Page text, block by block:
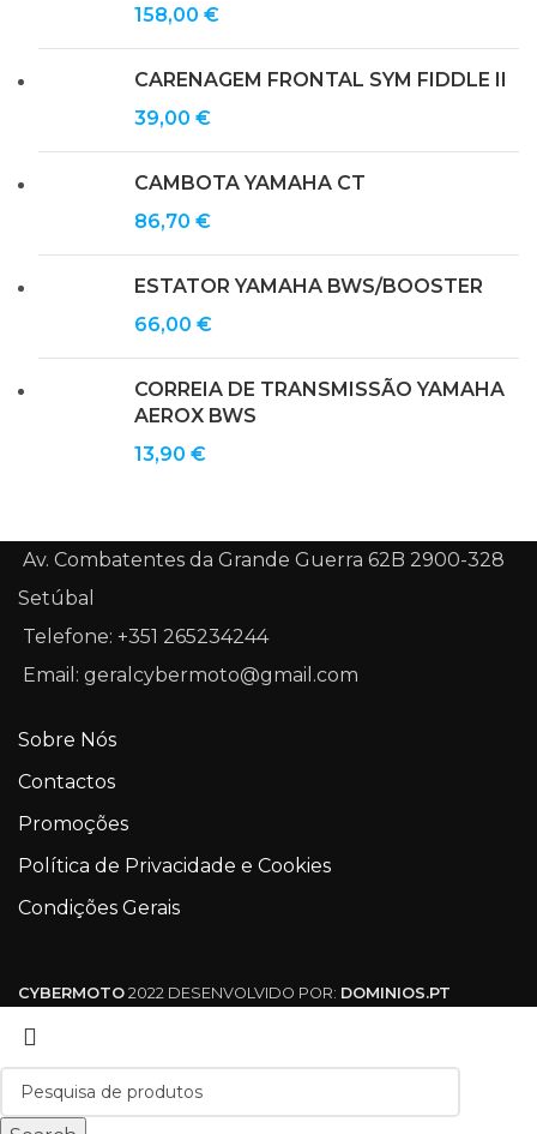
158,00 €
CARENAGEM FRONTAL SYM FIDDLE II
39,00 €
CAMBOTA YAMAHA CT
86,70 €
ESTATOR YAMAHA BWS/BOOSTER
66,00 €
CORREIA DE TRANSMISSÃO YAMAHA
AEROX BWS
13,90 €
Av. Combatentes da Grande Guerra 62B 2900-328
Setúbal
Telefone: +351 265234244
Email: geralcybermoto@gmail.com
Sobre Nós
Contactos
Promoções
Política de Privacidade e Cookies
Condições Gerais
CYBERMOTO 2022 DESENVOLVIDO POR: DOMINIOS.PT